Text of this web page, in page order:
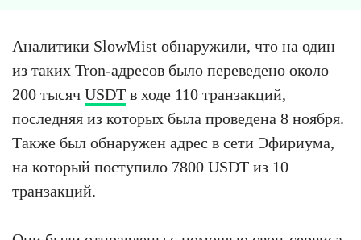
Аналитики SlowMist обнаружили, что на один
из таких Tron-адресов было переведено около
200 тысяч USDT в ходе 110 транзакций,
последняя из которых была проведена 8 ноября.
Также был обнаружен адрес в сети Эфириума,
на который поступило 7800 USDT из 10
транзакций.